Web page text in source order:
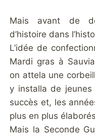
Mais avant de
d’histoire dans
L’idée de
Mardi gras à
on attela une
y installa de
succès et, les
plus en plus
Mais la Seconde